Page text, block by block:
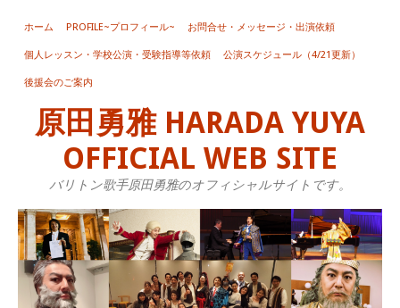
ホーム PROFILE~プロフィール~ お問合せ・メッセージ・出演依頼
個人レッスン・学校公演・受験指導等依頼 公演スケジュール（4/21更新）
後援会のご案内
原田勇雅 HARADA YUYA
OFFICIAL WEB SITE
バリトン歌手原田勇雅のオフィシャルサイトです。